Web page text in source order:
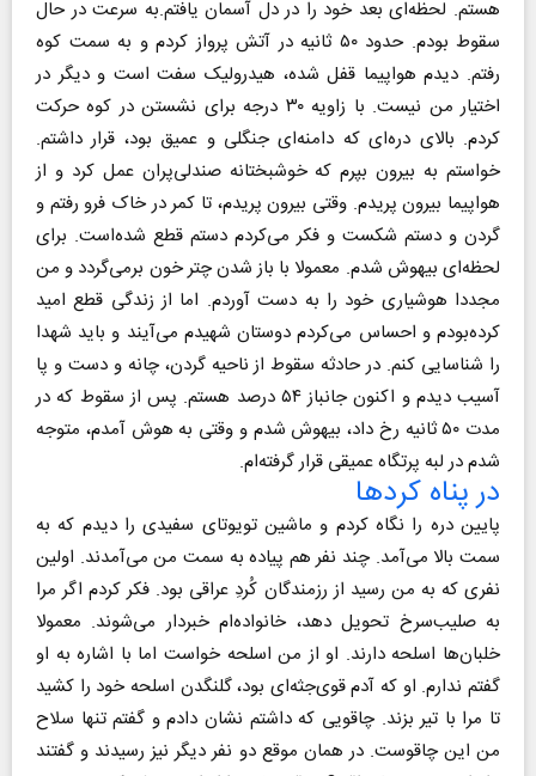
هستم. لحظه‌ای بعد خود را در دل آسمان یافتم.به سرعت در حال
سقوط بودم. حدود ۵۰ ثانیه در آتش پرواز کردم و به سمت کوه
رفتم. دیدم هواپیما قفل شده، هیدرولیک سفت است و دیگر در
اختیار من نیست. با زاویه ۳۰ درجه برای نشستن در کوه حرکت
کردم. بالای دره‌ای که دامنه‌ای جنگلی و عمیق بود، قرار داشتم.
خواستم به بیرون بپرم که خوشبختانه صندلی‌پران عمل کرد و از
هواپیما بیرون پریدم. وقتی بیرون پریدم، تا کمر در خاک فرو رفتم و
گردن و دستم شکست و فکر می‌کردم دستم قطع شده‌است. برای
لحظه‌ای بیهوش شدم. معمولا با باز شدن چتر خون برمی‌گردد و من
مجددا هوشیاری خود را به دست آوردم. اما از زندگی قطع امید
کرده‌بودم و احساس می‌کردم دوستان شهیدم می‌آیند و باید شهدا
را شناسایی کنم. در حادثه سقوط از ناحیه گردن، چانه و دست و پا
آسیب دیدم و اکنون جانباز ۵۴ درصد هستم. پس از سقوط که در
مدت ۵۰ ثانیه رخ داد، بیهوش شدم و وقتی به هوش آمدم، متوجه
شدم در لبه پرتگاه عمیقی قرار گرفته‌ام.
در پناه کردها
پایین دره را نگاه کردم و ماشین تویوتای سفیدی را دیدم که به
سمت بالا می‌آمد. چند نفر هم پیاده به سمت من می‌آمدند. اولین
نفری که به من رسید از رزمندگان کُردِ عراقی بود. فکر کردم اگر مرا
به صلیب‌سرخ تحویل دهد، خانواده‌ام خبردار می‌شوند. معمولا
خلبان‌ها اسلحه دارند. او از من اسلحه خواست اما با اشاره به او
گفتم ندارم. او که آدم قوی‌جثه‌ای بود، گلنگدن اسلحه خود را کشید
تا مرا با تیر بزند. چاقویی که داشتم نشان دادم و گفتم تنها سلاح
من این چاقوست. در همان موقع دو نفر دیگر نیز رسیدند و گفتند